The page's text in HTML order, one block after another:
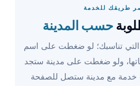
طريقك للخدمة
حسب المدينة
التي تناسبك؛ لو ضغطت على اسم
ولو ضغطت على مدينة ستجد
خدمة مع مدينة ستصل للصفحة